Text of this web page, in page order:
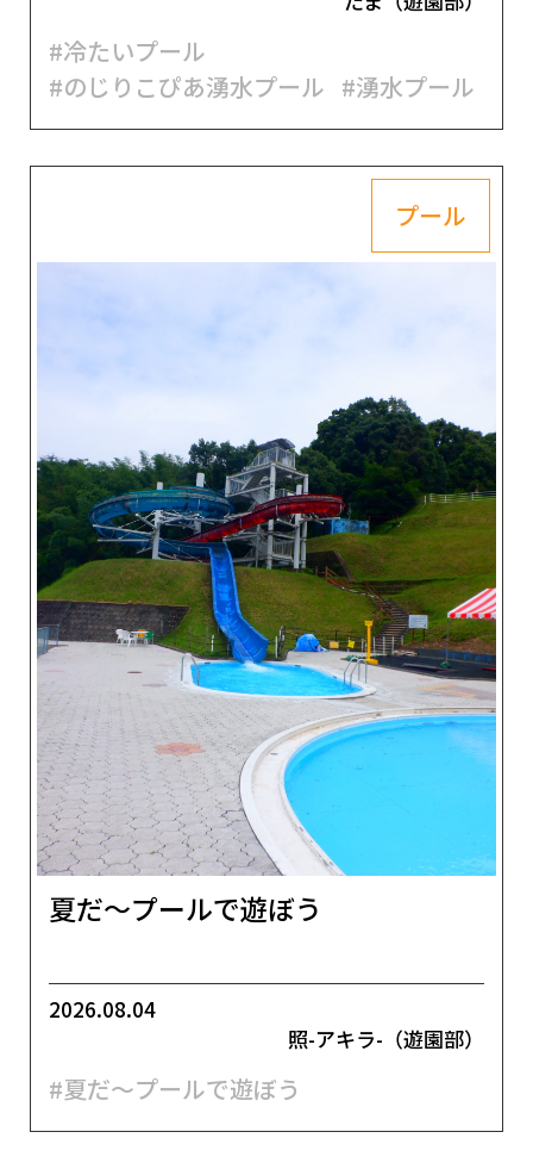
#冷たいプール
#のじりこぴあ湧水プール #湧水プール
プール
夏だ～プールで遊ぼう
2026.08.04
照-アキラ-（遊園部）
#夏だ～プールで遊ぼう